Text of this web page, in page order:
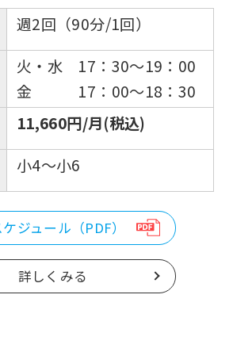
週2回（90分/1回）
火・水 17：30～19：00
金 17：00～18：30
11,660円/月(税込)
小4～小6
ジュール（PDF）
詳しくみる